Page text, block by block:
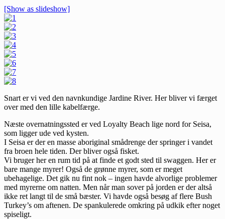
[Show as slideshow]
Snart er vi ved den navnkundige Jardine River. Her bliver vi færget
over med den lille kabelfærge.
Næste overnatningssted er ved Loyalty Beach lige nord for Seisa,
som ligger ude ved kysten.
I Seisa er der en masse aboriginal smådrenge der springer i vandet
fra broen hele tiden. Der bliver også fisket.
Vi bruger her en rum tid på at finde et godt sted til swaggen. Her er
bare mange myrer! Også de grønne myrer, som er meget
ubehagelige. Det gik nu fint nok – ingen havde alvorlige problemer
med myrerne om natten. Men når man sover på jorden er der altså
ikke ret langt til de små bæster. Vi havde også besøg af flere Bush
Turkey’s om aftenen. De spankulerede omkring på udkik efter noget
spiseligt.